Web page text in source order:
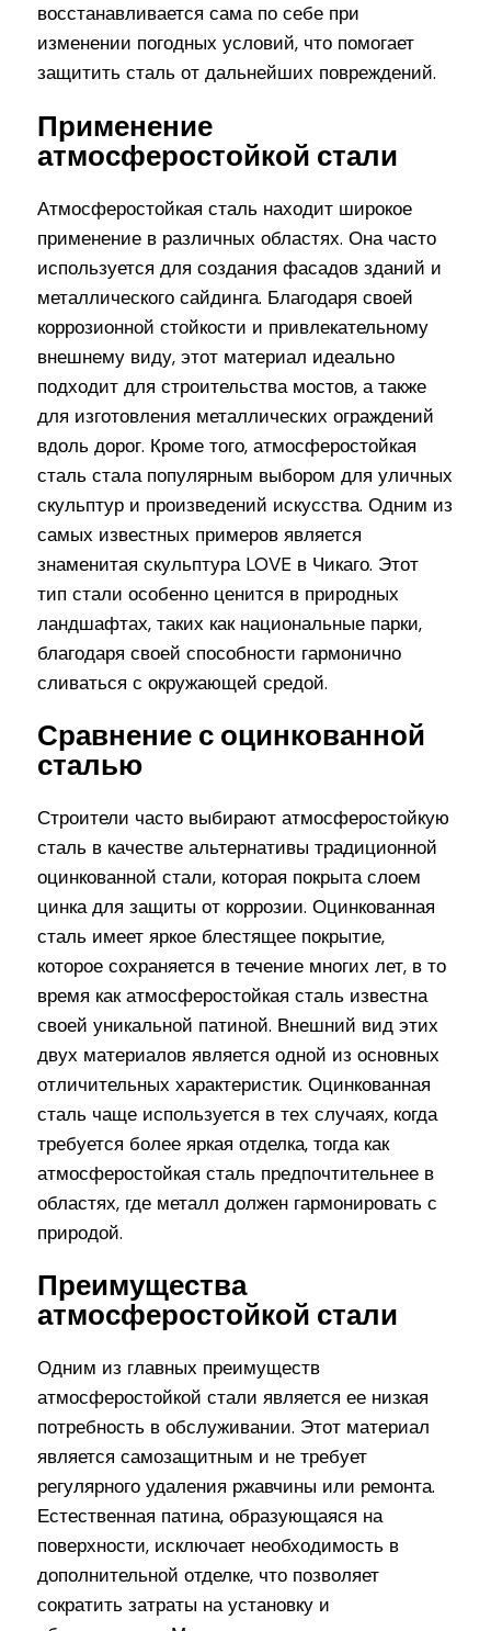
восстанавливается сама по себе при
изменении погодных условий, что помогает
защитить сталь от дальнейших повреждений.
Применение
атмосферостойкой стали
Атмосферостойкая сталь находит широкое
применение в различных областях. Она часто
используется для создания фасадов зданий и
металлического сайдинга. Благодаря своей
коррозионной стойкости и привлекательному
внешнему виду, этот материал идеально
подходит для строительства мостов, а также
для изготовления металлических ограждений
вдоль дорог. Кроме того, атмосферостойкая
сталь стала популярным выбором для уличных
скульптур и произведений искусства. Одним из
самых известных примеров является
знаменитая скульптура LOVE в Чикаго. Этот
тип стали особенно ценится в природных
ландшафтах, таких как национальные парки,
благодаря своей способности гармонично
сливаться с окружающей средой.
Сравнение с оцинкованной
сталью
Строители часто выбирают атмосферостойкую
сталь в качестве альтернативы традиционной
оцинкованной стали, которая покрыта слоем
цинка для защиты от коррозии. Оцинкованная
сталь имеет яркое блестящее покрытие,
которое сохраняется в течение многих лет, в то
время как атмосферостойкая сталь известна
своей уникальной патиной. Внешний вид этих
двух материалов является одной из основных
отличительных характеристик. Оцинкованная
сталь чаще используется в тех случаях, когда
требуется более яркая отделка, тогда как
атмосферостойкая сталь предпочтительнее в
областях, где металл должен гармонировать с
природой.
Преимущества
атмосферостойкой стали
Одним из главных преимуществ
атмосферостойкой стали является ее низкая
потребность в обслуживании. Этот материал
является самозащитным и не требует
регулярного удаления ржавчины или ремонта.
Естественная патина, образующаяся на
поверхности, исключает необходимость в
дополнительной отделке, что позволяет
сократить затраты на установку и